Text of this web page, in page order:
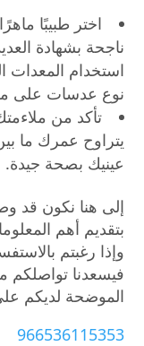
اختر طبيبًا
ناجحة بشهادة
استخدام
نوع عدسات على
تأكد من
عينيك بصحة جيدة.
إلى هنا نكون قد
بتقديم أهم
وإذا رغبتم
فيسعدنا تواصلكم
الموضحة لديكم
966536115353